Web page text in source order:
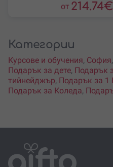
от 214.74€
Категории
Курсове и обучения, София,
Подарък за дете, Подарък
тийнейджър, Подарък за 1
Подарък за Коледа,